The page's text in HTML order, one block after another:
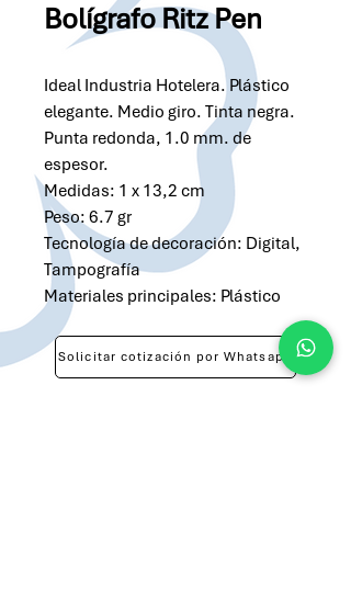
Bolígrafo Ritz Pen
Ideal Industria Hotelera. Plástico
elegante. Medio giro. Tinta negra.
Punta redonda, 1.0 mm. de
espesor.
Medidas: 1 x 13,2 cm
Peso: 6.7 gr
Tecnología de decoración: Digital,
Tampografía
Materiales principales: Plástico
Solicitar cotización por Whatsapp